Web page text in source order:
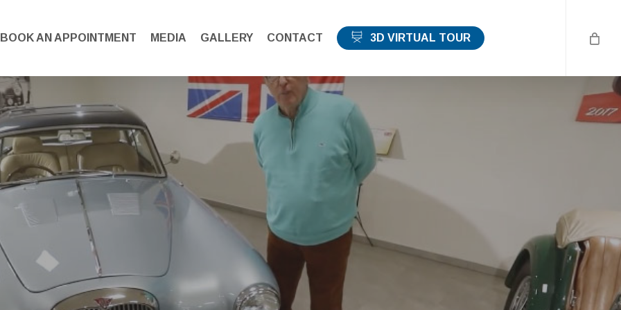
BOOK AN APPOINTMENT MEDIA GALLERY CONTACT 3D VIRTUAL TOUR